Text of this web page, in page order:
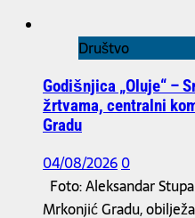
Društvo
Godišnjica „Oluje“ –
žrtvama, centralni
Gradu
04/08/20260
Foto: Aleksandar
Mrkonjić Gradu,